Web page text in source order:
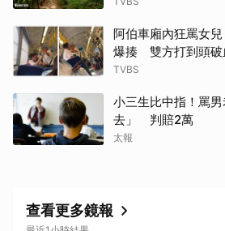
阿伯車廂內狂罵女
爆揍 雙方打到頭破
TVBS
小三生比中指！罵
去」 判賠2萬
太報
查看更多鏡報